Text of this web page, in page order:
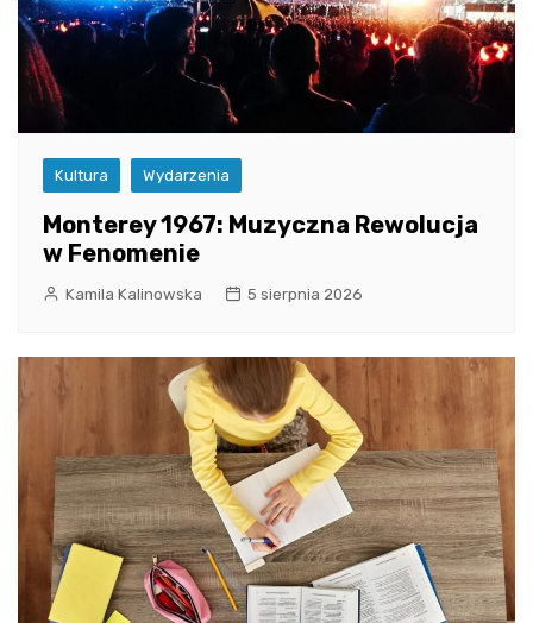
Kultura Wydarzenia
Monterey 1967: Muzyczna Rewolucja
w Fenomenie
Kamila Kalinowska 5 sierpnia 2026